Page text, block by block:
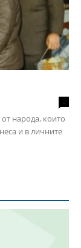
народа, които
и в личните